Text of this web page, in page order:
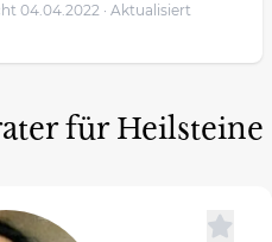
04.04.2022 · Aktualisiert
für Heilsteine